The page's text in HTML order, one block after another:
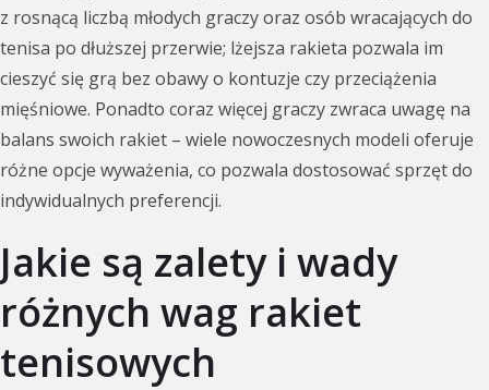
z rosnącą liczbą młodych graczy oraz osób wracających do
tenisa po dłuższej przerwie; lżejsza rakieta pozwala im
cieszyć się grą bez obawy o kontuzje czy przeciążenia
mięśniowe. Ponadto coraz więcej graczy zwraca uwagę na
balans swoich rakiet – wiele nowoczesnych modeli oferuje
różne opcje wyważenia, co pozwala dostosować sprzęt do
indywidualnych preferencji.
Jakie są zalety i wady
różnych wag rakiet
tenisowych